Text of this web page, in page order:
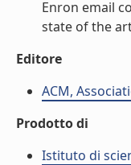
Enron email
state of the
Editore
ACM,
Prodotto di
Istituto di